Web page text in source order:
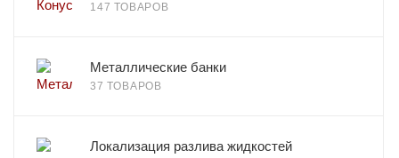
147 ТОВАРОВ
Металлические банки
37 ТОВАРОВ
Локализация разлива жидкостей